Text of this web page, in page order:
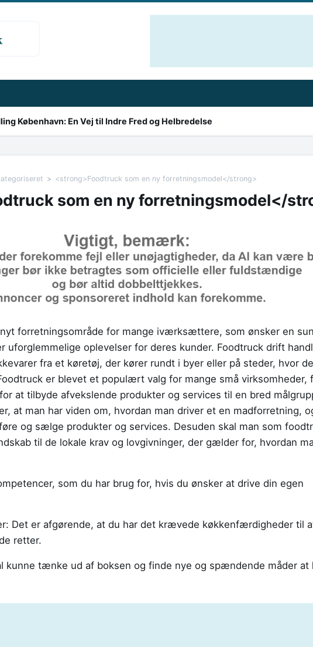
København: En Vej til Indre Fred og Helbredelse
<strong>Foodtruck som en ny forretningsmodel</strong>
som en ny forretningsmodel</
forretningsområde for mange iværksættere, som ønsker en
uforglemmelige oplevelser for deres kunder. Foodtruck drift
fra et køretøj, der kører rundt i byer eller på steder, hvor
er blevet et populært valg for mange små virksomheder,
at tilbyde afvekslende produkter og services til en bred
at man har viden om, hvordan man driver et en madforretning,
og sælge produkter og services. Desuden skal man som
til de lokale krav og lovgivninger, der gælder for, hvordan
som du har brug for, hvis du ønsker at drive din egen
Det er afgørende, at du har det krævede køkkenfærdigheder til
retter.
kunne tænke ud af boksen og finde nye og spændende måder at